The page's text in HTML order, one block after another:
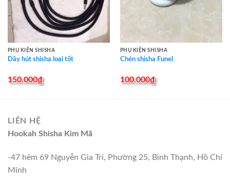
PHỤ KIỆN SHISHA
Dây hút shisha loại tốt
150.000₫
PHỤ KIỆN SHISHA
Chén shisha Funel
100.000₫
LIÊN HỆ
Hookah Shisha Kim Mã
-47 hẻm 69 Nguyễn Gia Trí, Phường 25, Bình Thạnh, Hồ Chí
Minh